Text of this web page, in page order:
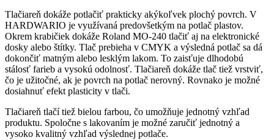
Tlačiareň dokáže potlačiť prakticky akýkoľvek plochý povrch. V
HARDWARIO je využívaná predovšetkým na potlač plastov.
Okrem krabičiek dokáže Roland MO-240 tlačiť aj na elektronické
dosky alebo štítky. Tlač prebieha v CMYK a výsledná potlač sa dá
dokončiť matným alebo lesklým lakom. To zaisťuje dlhodobú
stálosť farieb a vysokú odolnosť. Tlačiareň dokáže tlač tiež vrstviť,
čo je užitočné, ak je povrch na potlač nerovný. Rovnako je možné
dosiahnuť efekt plasticity v tlači.
Tlačiareň tlačí tiež bielou farbou, čo umožňuje jednotný vzhľad
produktu. Spoločne s lakovaním je možné zaručiť jednotný a
vysoko kvalitný vzhľad výslednej potlače.